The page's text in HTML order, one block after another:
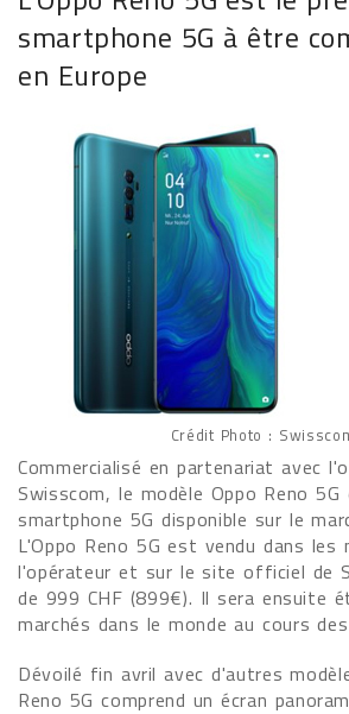
smartphone 5G à être
en Europe
Crédit Photo :
Commercialisé en partenariat avec
Swisscom, le modèle Oppo Reno
smartphone 5G disponible sur le
L'Oppo Reno 5G est vendu dans les
l'opérateur et sur le site officiel de
de 999 CHF (899€). Il sera ensuite
marchés dans le monde au cours
Dévoilé fin avril avec d'autres
Reno 5G comprend un écran